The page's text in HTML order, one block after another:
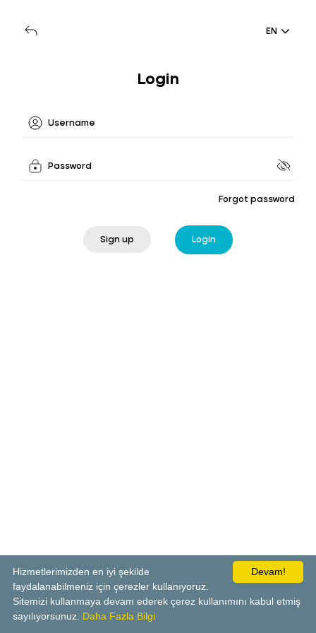
EN
Login
Forgot password
Sign up Login
Devam!
Hizmetlerimizden en iyi şekilde
faydalanabilmeniz için çerezler kullanıyoruz.
Sitemizi kullanmaya devam ederek çerez kullanımını kabul etmiş
sayılıyorsunuz. Daha Fazla Bilgi